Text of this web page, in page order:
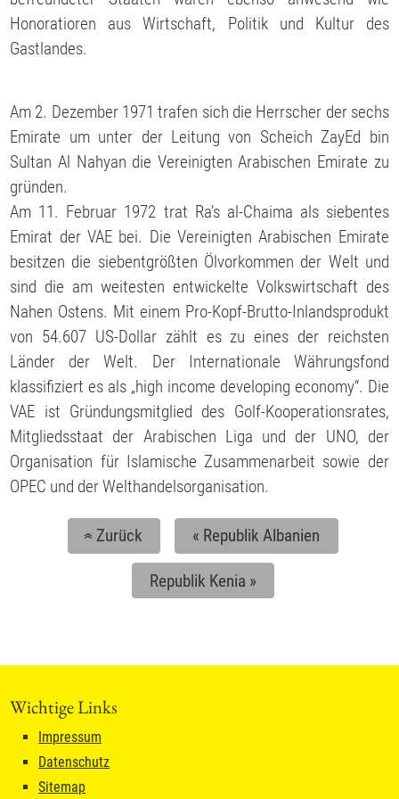
Honoratioren aus Wirtschaft, Politik und Kultur des
Gastlandes.
Am 2. Dezember 1971 trafen sich die Herrscher der sechs
Emirate um unter der Leitung von Scheich ZayEd bin
Sultan Al Nahyan die Vereinigten Arabischen Emirate zu
gründen.
Am 11. Februar 1972 trat Ra’s al-Chaima als siebentes
Emirat der VAE bei. Die Vereinigten Arabischen Emirate
besitzen die siebentgrößten Ölvorkommen der Welt und
sind die am weitesten entwickelte Volkswirtschaft des
Nahen Ostens. Mit einem Pro-Kopf-Brutto-Inlandsprodukt
von 54.607 US-Dollar zählt es zu eines der reichsten
Länder der Welt. Der Internationale Währungsfond
klassifiziert es als „high income developing economy“. Die
VAE ist Gründungsmitglied des Golf-Kooperationsrates,
Mitgliedsstaat der Arabischen Liga und der UNO, der
Organisation für Islamische Zusammenarbeit sowie der
OPEC und der Welthandelsorganisation.
«Zurück « Republik Albanien
Republik Kenia »
Wichtige Links
Impressum
Datenschutz
Sitemap